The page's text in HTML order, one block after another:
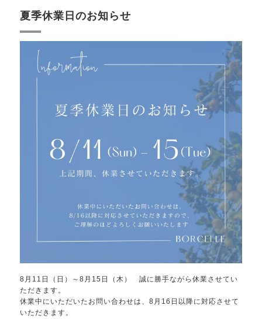
夏季休業日のお知らせ
8月11日（日）～8月15日（木） 誠に勝手ながら休業させてい
ただきます。
休業中にいただいたお問い合わせは、8月16日以降に対応させて
いただきます。